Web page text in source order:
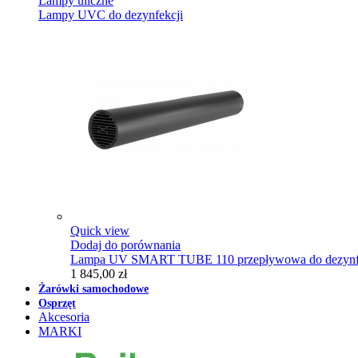
Lampy UVC do dezynfekcji
Quick view
Dodaj do porównania
Lampa UV SMART TUBE 110 przepływowa do
1 845,00 zł
Żarówki samochodowe
Osprzęt
Akcesoria
MARKI